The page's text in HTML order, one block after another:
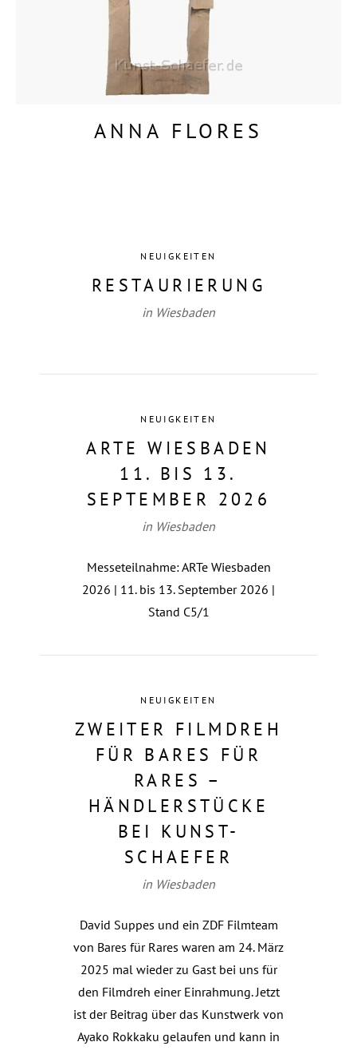
ANNA FLORES
NEUIGKEITEN
RESTAURIERUNG
in Wiesbaden
NEUIGKEITEN
ARTE WIESBADEN
11. BIS 13.
SEPTEMBER 2026
in Wiesbaden
Messeteilnahme: ARTe Wiesbaden
2026 | 11. bis 13. September 2026 |
Stand C5/1
NEUIGKEITEN
ZWEITER FILMDREH
FÜR BARES FÜR
RARES –
HÄNDLERSTÜCKE
BEI KUNST-
SCHAEFER
in Wiesbaden
David Suppes und ein ZDF Filmteam
von Bares für Rares waren am 24. März
2025 mal wieder zu Gast bei uns für
den Filmdreh einer Einrahmung. Jetzt
ist der Beitrag über das Kunstwerk von
Ayako Rokkaku gelaufen und kann in